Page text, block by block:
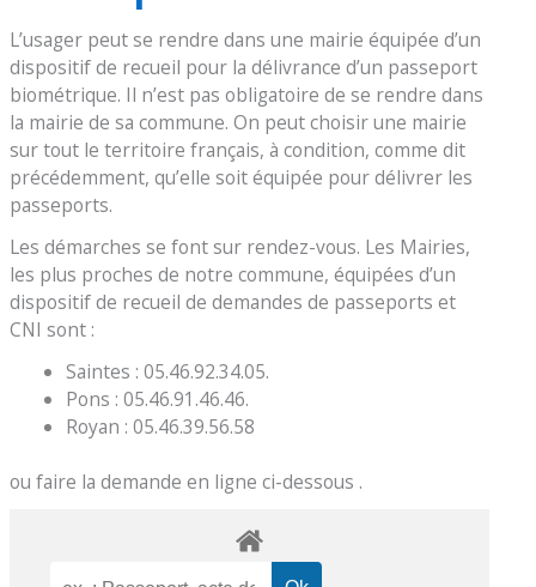
L’usager peut se rendre dans une mairie équipée d’un
dispositif de recueil pour la délivrance d’un passeport
biométrique. Il n’est pas obligatoire de se rendre dans
la mairie de sa commune. On peut choisir une mairie
sur tout le territoire français, à condition, comme dit
précédemment, qu’elle soit équipée pour délivrer les
passeports.
Les démarches se font sur rendez-vous. Les Mairies,
les plus proches de notre commune, équipées d’un
dispositif de recueil de demandes de passeports et
CNI sont :
Saintes : 05.46.92.34.05.
Pons : 05.46.91.46.46.
Royan : 05.46.39.56.58
ou faire la demande en ligne ci-dessous .